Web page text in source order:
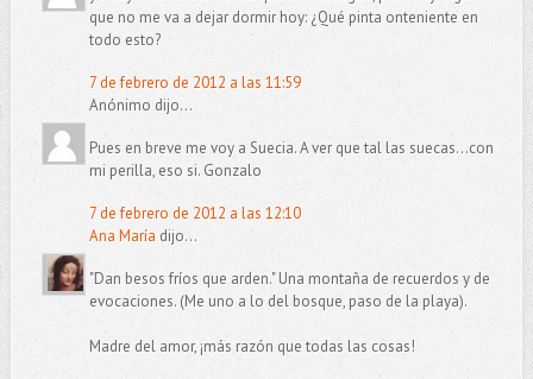
que no me va a dejar dormir hoy: ¿Qué pinta onteniente en
todo esto?
7 de febrero de 2012 a las 11:59
Anónimo dijo...
Pues en breve me voy a Suecia. A ver que tal las suecas...con
mi perilla, eso si. Gonzalo
7 de febrero de 2012 a las 12:10
Ana María dijo...
"Dan besos fríos que arden." Una montaña de recuerdos y de
evocaciones. (Me uno a lo del bosque, paso de la playa).
Madre del amor, ¡más razón que todas las cosas!